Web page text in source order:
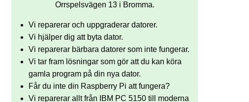
Orrspelsvägen 13 i Bromma.
Vi reparerar och uppgraderar datorer.
Vi hjälper dig att byta dator.
Vi reparerar bärbara datorer som inte fungerar.
Vi tar fram lösningar som gör att du kan köra
gamla program på din nya dator.
Får du inte din Raspberry Pi att fungera?
Vi reparerar allt från IBM PC 5150 till moderna